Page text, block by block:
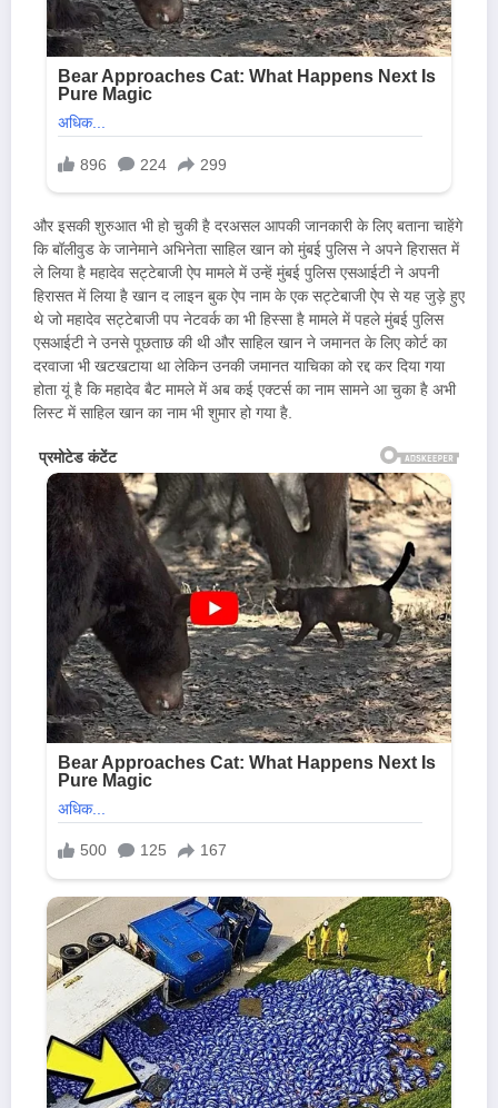
और इसकी शुरुआत भी हो चुकी है दरअसल आपकी जानकारी के लिए बताना चाहेंगे
कि बॉलीवुड के जानेमाने अभिनेता साहिल खान को मुंबई पुलिस ने अपने हिरासत में
ले लिया है महादेव सट्टेबाजी ऐप मामले में उन्हें मुंबई पुलिस एसआईटी ने अपनी
हिरासत में लिया है खान द लाइन बुक ऐप नाम के एक सट्टेबाजी ऐप से यह जुड़े हुए
थे जो महादेव सट्टेबाजी पप नेटवर्क का भी हिस्सा है मामले में पहले मुंबई पुलिस
एसआईटी ने उनसे पूछताछ की थी और साहिल खान ने जमानत के लिए कोर्ट का
दरवाजा भी खटखटाया था लेकिन उनकी जमानत याचिका को रद्द कर दिया गया
होता यूं है कि महादेव बैट मामले में अब कई एक्टर्स का नाम सामने आ चुका है अभी
लिस्ट में साहिल खान का नाम भी शुमार हो गया है.